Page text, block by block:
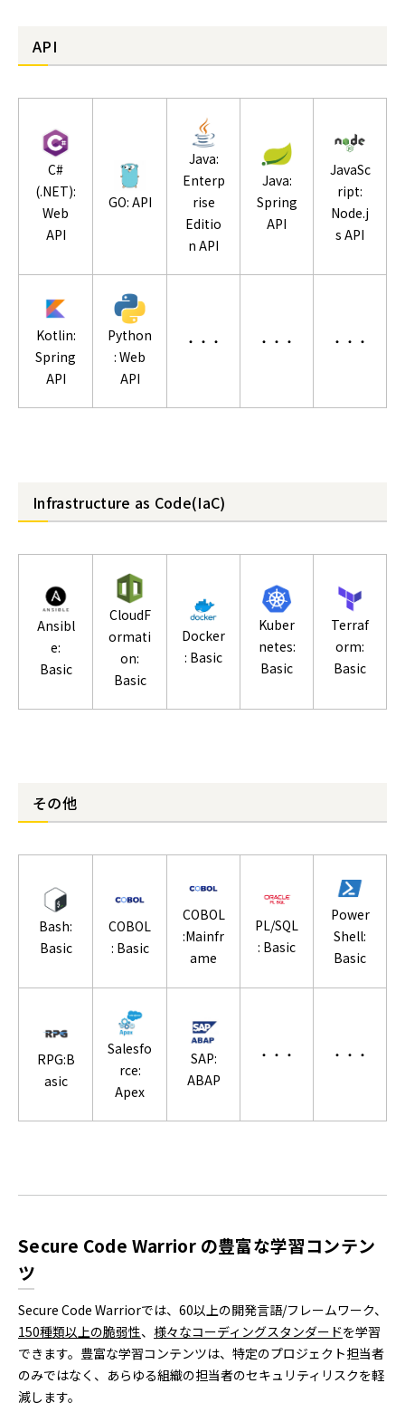
API
C#
(.NET):
Web
API
GO: API
Java:
Enterp
rise
Editio
n API
Java:
Spring
API
JavaSc
ript:
Node.j
s API
Kotlin:
Spring
API
Python
: Web
API
・・・ ・・・ ・・・
Infrastructure as Code(IaC)
Ansibl
e:
Basic
CloudF
ormati
on:
Basic
Docker
: Basic
Kuber
netes:
Basic
Terraf
orm:
Basic
その他
Bash:
Basic
COBOL
: Basic
COBOL
:Mainfr
ame
PL/SQL
: Basic
Power
Shell:
Basic
RPG:B
asic
Salesfo
rce:
Apex
SAP:
ABAP
・・・ ・・・
Secure Code Warrior の豊富な学習コンテン
ツ
Secure Code Warriorでは、60以上の開発言語/フレームワーク、
150種類以上の脆弱性、 様々なコーディングスタンダードを学習
できます。豊富な学習コンテンツは、特定のプロジェクト担当者
のみではなく、あらゆる組織の担当者のセキュリティリスクを軽
減します。